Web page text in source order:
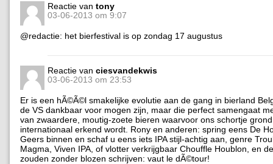
Reactie van tony
03-06-2013 om 9:07
@redactie: het bierfestival is op zondag 17 augustus
Reactie van ciesvandekwis
03-06-2013 om 23:53
Er is een hÃ©Ã©l smakelijke evolutie aan de gang in bierland
de VS dankbaar voor mogen zijn, maar die perfect samengaat
van zwaardere, moutig-zoete bieren waarvoor ons schortje
internationaal erkend wordt. Rony en anderen: spring eens De
Geers binnen en schaf u eens iets IPA stijl-achtig aan, genre
Magma, Viven IPA, of vlotter verkrijgbaar Chouffle Houblon, en
zouden zonder blozen schrijven: vaut le dÃ©tour!